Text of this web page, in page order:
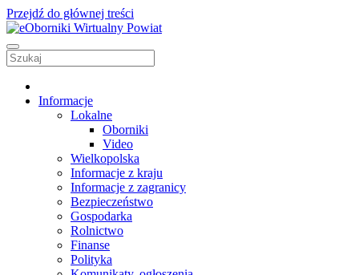
Przejdź do głównej treści
Informacje
Lokalne
Oborniki
Video
Wielkopolska
Informacje z kraju
Informacje z zagranicy
Bezpieczeństwo
Gospodarka
Rolnictwo
Finanse
Polityka